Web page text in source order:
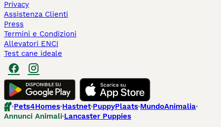
Privacy
Assistenza Clienti
Press
Termini e Condizioni
Allevatori ENCI
Test cane ideale
Pets4Homes Hastnet PuppyPlaats MundoAnimalia
Annunci Animali Lancaster Puppies